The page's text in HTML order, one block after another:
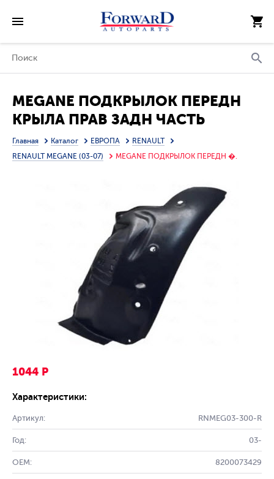
MEGANE ПОДКРЫЛОК ПЕРЕДН
КРЫЛА ПРАВ ЗАДН ЧАСТЬ
(ТАЙВАНЬ)
Главная Каталог ЕВРОПА
RENAULT
RENAULT MEGANE (03-07)
MEGANE ПОДКРЫЛОК ПЕРЕДН �.
1044 Р
Характеристики:
Артикул: RNMEG03-300-R
Год: 03-
OEM: 8200073429